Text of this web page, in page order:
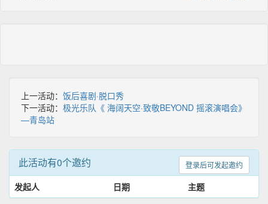
上一活动： 饭后喜剧·脱口秀
下一活动： 极光乐队《 海阔天空·致敬BEYOND 摇滚演唱会》
—青岛站
登录后可发起邀约
此活动有0个邀约
发起人 日期 主题